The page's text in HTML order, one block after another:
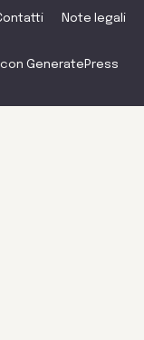
Note legali
GeneratePress